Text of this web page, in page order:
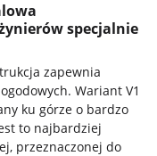
specjalnie
zapewnia
Wariant V1
ku górze o bardzo
to najbardziej
przeznaczonej do